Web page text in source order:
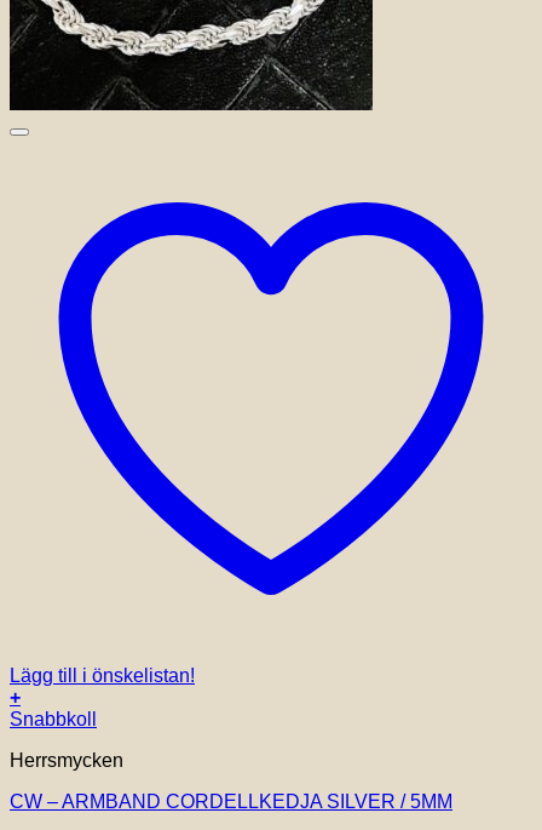
Lägg till i önskelistan!
+
Den
produkten
flera
Snabbkoll
Herrsmycken
CW – ARMBAND CORDELLKEDJA SILVER / 5MM